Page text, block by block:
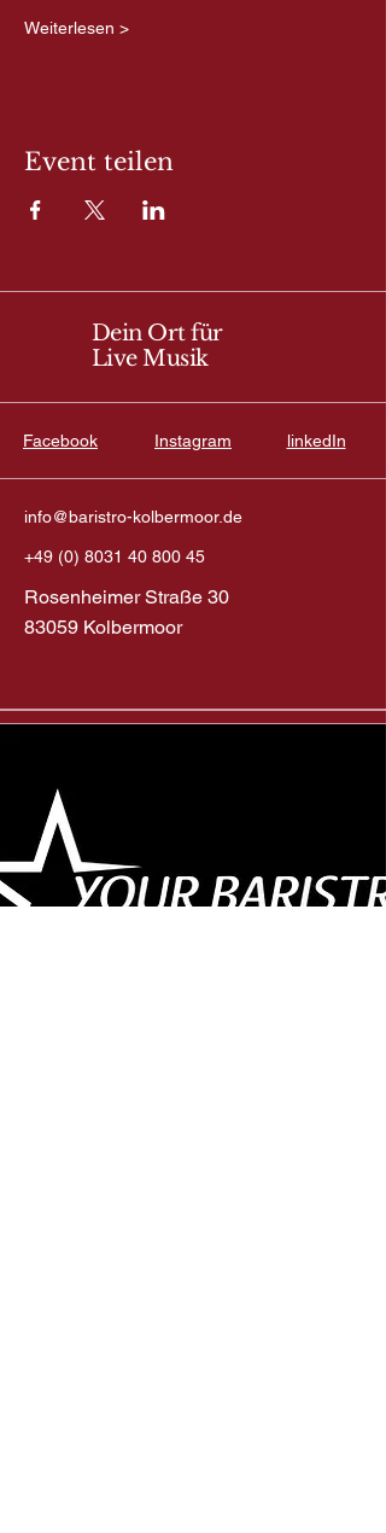
Weiterlesen >
Event teilen
Dein Ort für
Live Musik
Facebook Instagram linkedIn
info@baristro-kolbermoor.de
+49 (0) 8031 40 800 45
Rosenheimer Straße 30
83059 Kolbermoor